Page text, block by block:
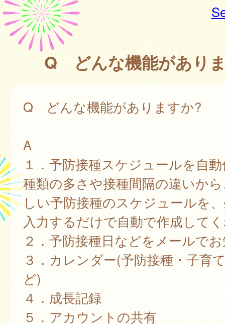
Q どんな機能があり
Q どんな機能がありますか?
A
１．予防接種スケジュールを自
種類の多さや接種間隔の違いか
しい予防接種のスケジュールを
入力するだけで自動で作成して
２．予防接種日などをメールで
３．カレンダー(予防接種・子育
ど)
４．成長記録
５．アカウントの共有